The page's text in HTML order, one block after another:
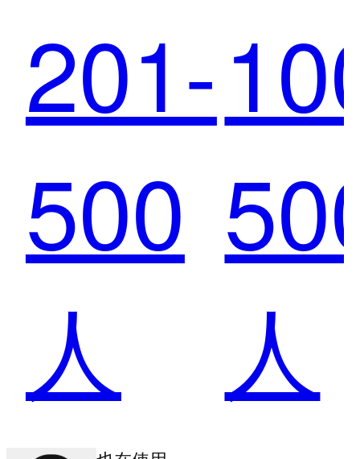
服务
邮件
原来
201-
500
人
从
动
件
人